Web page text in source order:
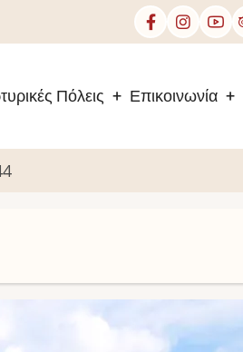
Πόλεις Επικοινωνία